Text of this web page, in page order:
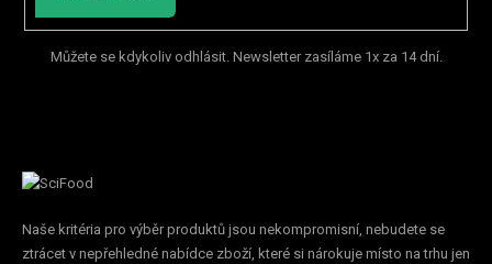
Můžete se kdykoliv odhlásit. Newsletter zasíláme 1x za 14 dní.
Naše kritéria pro výběr produktů jsou nekompromisní, nebudete se
ztrácet v nepřehledné nabídce zboží, které si nárokuje místo na trhu jen